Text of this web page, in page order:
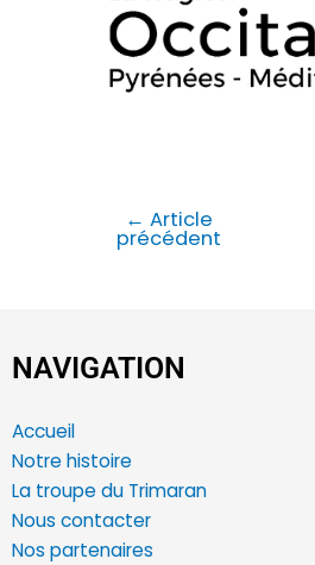
← Article
précédent
NAVIGATION
Accueil
Notre histoire
La troupe du Trimaran
Nous contacter
Nos partenaires